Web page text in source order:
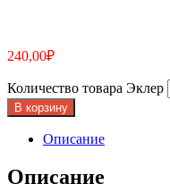
240,00₽
Количество товара Эклер
В корзину
Описание
Описание